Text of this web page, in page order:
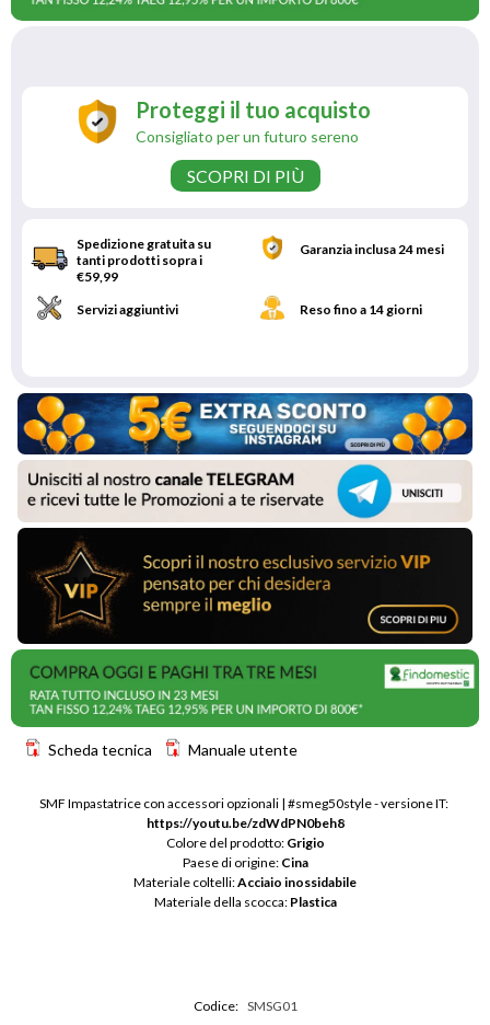
Proteggi il tuo acquisto
Consigliato per un futuro sereno
SCOPRI DI PIÙ
Spedizione gratuita su
tanti prodotti sopra i
€59,99
Garanzia inclusa 24 mesi
Servizi aggiuntivi Reso fino a 14 giorni
Scheda tecnica Manuale utente
https://youtu.be/zdWdPN0beh8
Colore del prodotto: Grigio
Paese di origine: Cina
Materiale coltelli: Acciaio inossidabile
Materiale della scocca: Plastica
Codice: SMSG01